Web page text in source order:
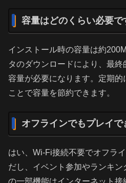
容量はどのくらい必要で
インストール時の容量は約
タのダウンロードにより、最
容量が必要になります。定期的
ことで容量を節約できます。
オフラインでもプレイで
はい、Wi-Fi接続不要でオフラ
だし、イベント参加やランキ